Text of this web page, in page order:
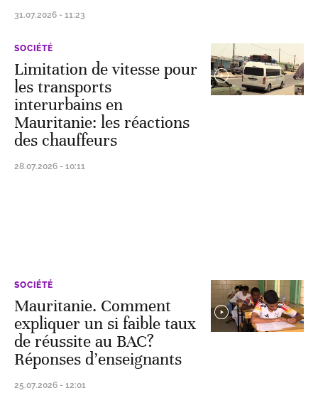
31.07.2026 - 11:23
SOCIÉTÉ
Limitation de vitesse pour
les transports
interurbains en
Mauritanie: les réactions
des chauffeurs
28.07.2026 - 10:11
SOCIÉTÉ
Mauritanie. Comment
expliquer un si faible taux
de réussite au BAC?
Réponses d’enseignants
25.07.2026 - 12:01